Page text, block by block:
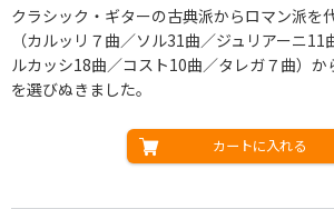
クラシック・ギターの古典派からロマン派を
（カルッリ７曲／ソル31曲／ジュリアーニ
ルカッシ18曲／コスト10曲／タレガ７曲）か
を選びぬきました。
カートに入れる